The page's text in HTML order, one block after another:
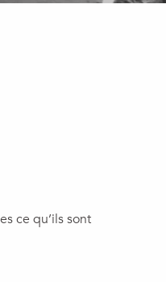
ce qu’ils sont